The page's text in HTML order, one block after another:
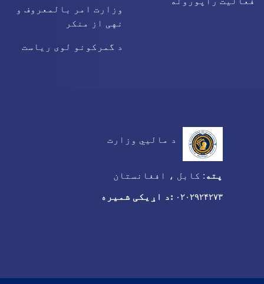
وزارت امر بالمعروف و
نهی از منکر
د گمرکونو لوی ریاست
د مالیي وزارت
پته : کابل ، افغانستان
۰۲۰۲۹۲۴۲۷۳ :د اړیکی شمیره